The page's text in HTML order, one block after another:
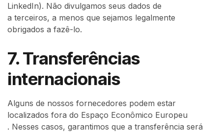
LinkedIn). Não divulgamos seus dados de
a terceiros, a menos que sejamos legalmente
obrigados a fazê-lo.
7. Transferências
internacionais
Alguns de nossos fornecedores podem estar
localizados fora do Espaço Econômico Europeu
. Nesses casos, garantimos que a transferência será